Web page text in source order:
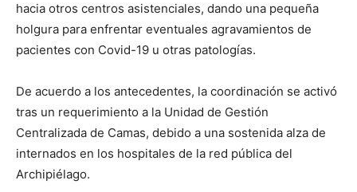
hacia otros centros asistenciales, dando una pequeña
holgura para enfrentar eventuales agravamientos de
pacientes con Covid-19 u otras patologías.
De acuerdo a los antecedentes, la coordinación se activó
tras un requerimiento a la Unidad de Gestión
Centralizada de Camas, debido a una sostenida alza de
internados en los hospitales de la red pública del
Archipiélago.